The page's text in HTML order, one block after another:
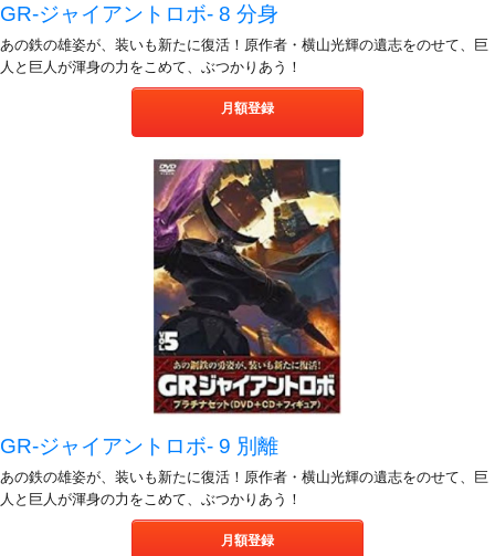
GR-ジャイアントロボ- 8 分身
あの鉄の雄姿が、装いも新たに復活！原作者・横山光輝の遺志をのせて、巨
人と巨人が渾身の力をこめて、ぶつかりあう！
月額登録
GR-ジャイアントロボ- 9 別離
あの鉄の雄姿が、装いも新たに復活！原作者・横山光輝の遺志をのせて、巨
人と巨人が渾身の力をこめて、ぶつかりあう！
月額登録